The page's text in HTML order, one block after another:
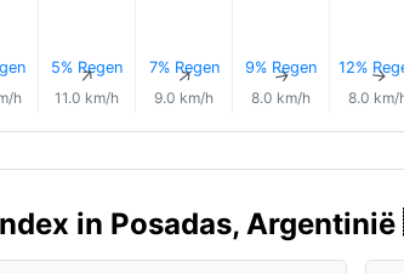
h
5% Regen
↑
11.0 km/h
7% Regen
↑
9.0 km/h
9% Regen
↑
8.0 km/h
12%↑
8.0 km/
in Posadas,